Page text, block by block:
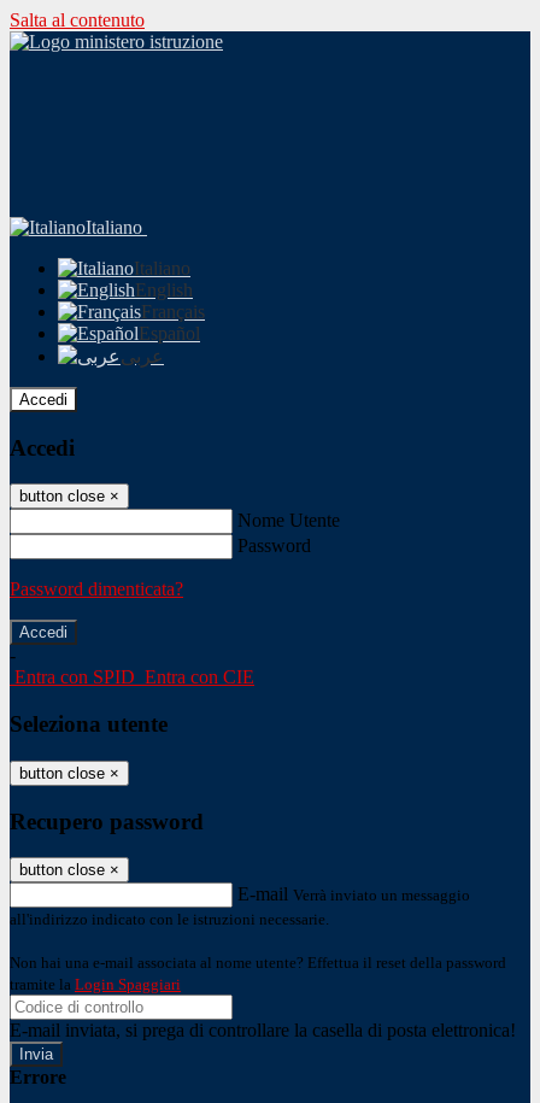
Salta al contenuto
Italiano
Italiano
English
Français
Español
عربى
Accedi
Accedi
button close ×
Nome Utente
Password
Password dimenticata?
-
Entra con SPID Entra con CIE
Seleziona utente
button close ×
Recupero password
button close ×
E-mail Verrà inviato un messaggio
all'indirizzo indicato con le istruzioni necessarie.
Non hai una e-mail associata al nome utente? Effettua il reset della password
tramite la Login Spaggiari
E-mail inviata, si prega di controllare la casella di posta elettronica!
Errore